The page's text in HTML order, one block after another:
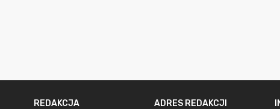
REDAKCJA ADRES REDAKCJI